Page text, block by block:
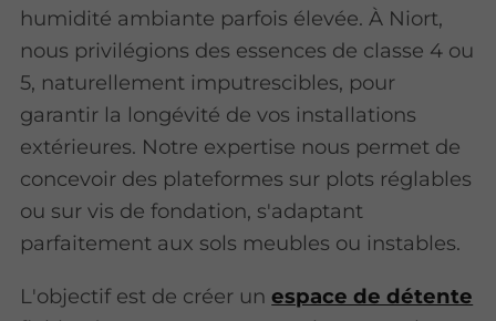
humidité ambiante parfois élevée. À Niort,
nous privilégions des essences de classe 4 ou
5, naturellement imputrescibles, pour
garantir la longévité de vos installations
extérieures. Notre expertise nous permet de
concevoir des plateformes sur plots réglables
ou sur vis de fondation, s'adaptant
parfaitement aux sols meubles ou instables.
L'objectif est de créer unespace de détente